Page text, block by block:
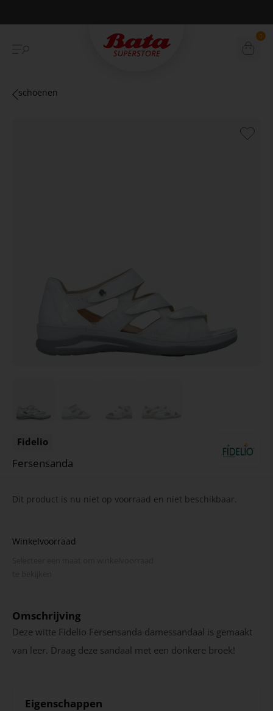
Betaal achteraf met Klarna 0
schoenen
Fidelio
Fersensanda
Dit product is nu niet op voorraad en niet beschikbaar.
Winkelvoorraad
Omschrijving
Deze witte Fidelio Fersensanda damessandaal is gemaakt
van leer. Draag deze sandaal met een donkere broek!
Eigenschappen